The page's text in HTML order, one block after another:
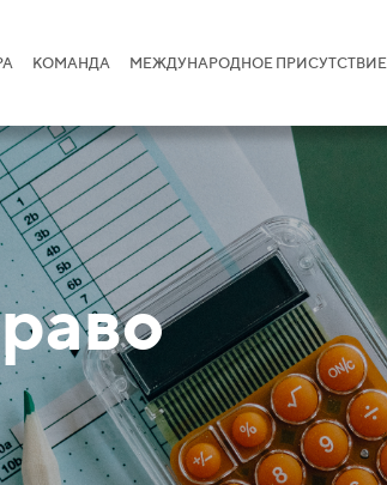
КОМАНДА МЕЖДУНАРОДНОЕ ПРИСУТСТВИЕ